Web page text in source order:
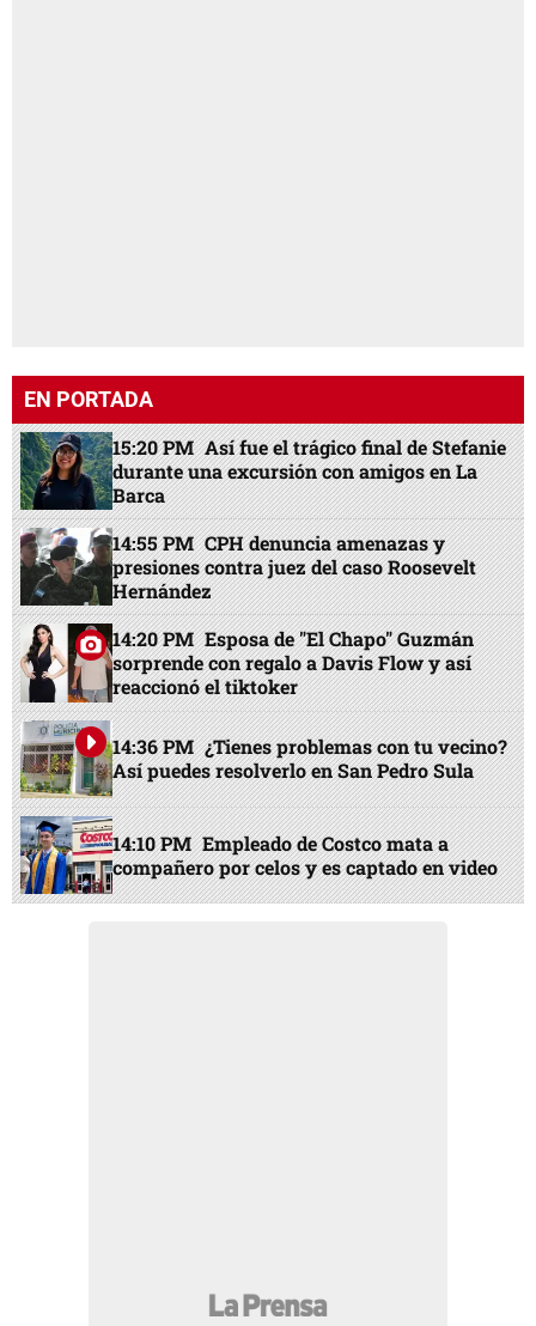
EN PORTADA
15:20 PM Así fue el trágico final de Stefanie
durante una excursión con amigos en La
Barca
14:55 PM CPH denuncia amenazas y
presiones contra juez del caso Roosevelt
Hernández
14:20 PM Esposa de "El Chapo" Guzmán
sorprende con regalo a Davis Flow y así
reaccionó el tiktoker
14:36 PM ¿Tienes problemas con tu vecino?
Así puedes resolverlo en San Pedro Sula
14:10 PM Empleado de Costco mata a
compañero por celos y es captado en video